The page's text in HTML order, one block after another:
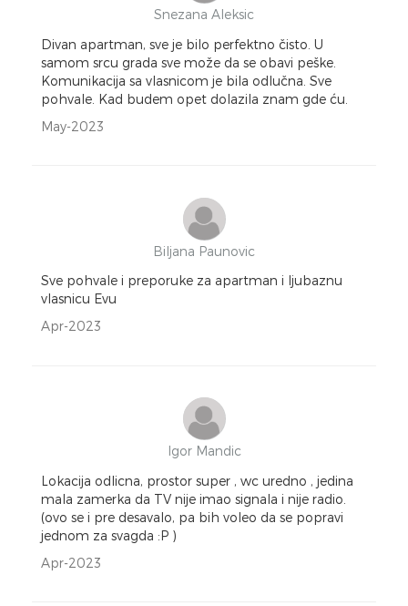
Snezana Aleksic
Divan apartman, sve je bilo perfektno čisto. U
samom srcu grada sve može da se obavi peške.
Komunikacija sa vlasnicom je bila odlučna. Sve
pohvale. Kad budem opet dolazila znam gde ću.
May-2023
Biljana Paunovic
Sve pohvale i preporuke za apartman i ljubaznu
vlasnicu Evu
Apr-2023
Igor Mandic
Lokacija odlicna, prostor super , wc uredno , jedina
mala zamerka da TV nije imao signala i nije radio.
(ovo se i pre desavalo, pa bih voleo da se popravi
jednom za svagda :P )
Apr-2023